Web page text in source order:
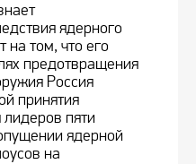
ядерного
на том, что его
предотвращения
Россия
принятия
пяти
ядерной
на